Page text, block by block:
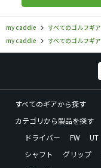
my caddie すべてのゴルフギア
my caddie
すべてのゴルフギア
すべてのギアから探す
カテゴリから製品を探す
ドライバー
FW UT
シャフト
グリップ